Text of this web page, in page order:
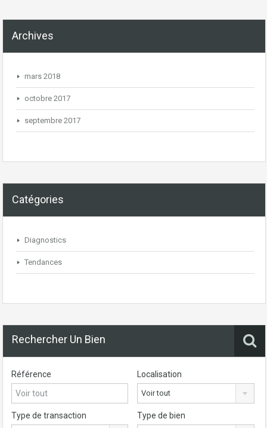
Archives
mars 2018
octobre 2017
septembre 2017
Catégories
Diagnostics
Tendances
Rechercher Un Bien
Référence Localisation
Voir tout
Type de transaction Type de bien